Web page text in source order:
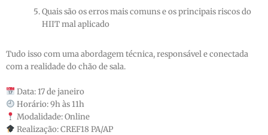
Quais são os erros mais comuns e os principais riscos do
HIIT mal aplicado
Tudo isso com uma abordagem técnica, responsável e conectada
com a realidade do chão de sala.
Data: 17 de janeiro
Horário: 9h às 11h
Modalidade: Online
Realização: CREF18 PA/AP